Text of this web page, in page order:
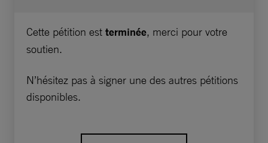
jeunes journalistes du monde.
descentes nocturnes, démolissent des
logements et des écoles et répriment les
pour défendre leurs droits. Les enfants
Cette pétition est terminée, merci pour votre
soutien.
N’hésitez pas à signer une des autres pétitions
disponibles.